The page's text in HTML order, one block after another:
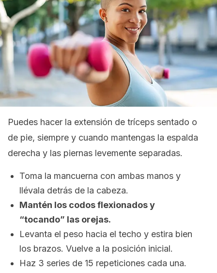
Puedes hacer la extensión de tríceps sentado o
de pie, siempre y cuando mantengas la espalda
derecha y las piernas levemente separadas.
Toma la mancuerna con ambas manos y
llévala detrás de la cabeza.
Mantén los codos flexionados y
“tocando” las orejas.
Levanta el peso hacia el techo y estira bien
los brazos. Vuelve a la posición inicial.
Haz 3 series de 15 repeticiones cada una.